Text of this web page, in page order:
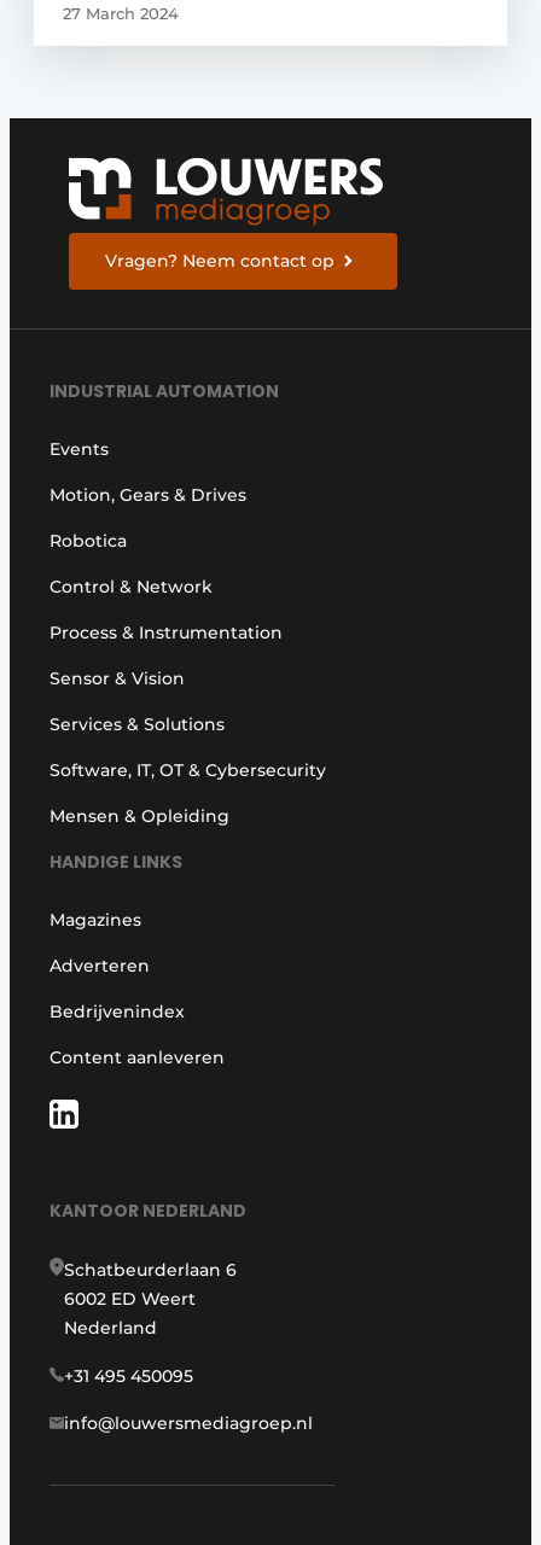
27 March 2024
Vragen? Neem contact op
INDUSTRIAL AUTOMATION
Events
Motion, Gears & Drives
Robotica
Control & Network
Process & Instrumentation
Sensor & Vision
Services & Solutions
Software, IT, OT & Cybersecurity
Mensen & Opleiding
HANDIGE LINKS
Magazines
Adverteren
Bedrijvenindex
Content aanleveren
KANTOOR NEDERLAND
Schatbeurderlaan 6
6002 ED Weert
Nederland
+31 495 450095
info@louwersmediagroep.nl